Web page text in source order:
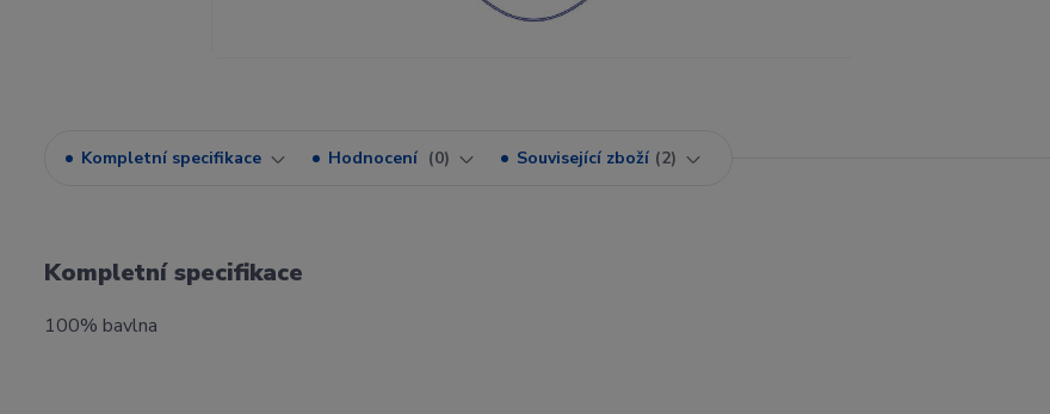
Kompletní specifikace Hodnocení 0 Související zboží 2
Kompletní specifikace
100% bavlna